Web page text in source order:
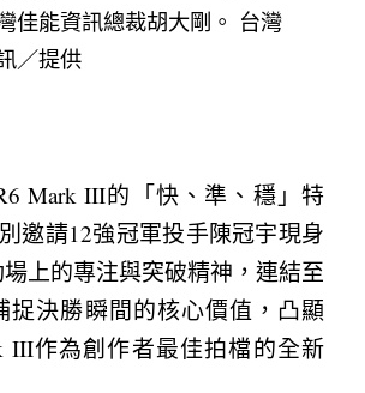
佳能資訊總裁胡大剛。 台灣
／提供
Mark III的「快、準、穩」特
邀請12強冠軍投手陳冠宇現身
上的專注與突破精神，連結至
捉決勝瞬間的核心價值，凸顯
III作為創作者最佳拍檔的全新